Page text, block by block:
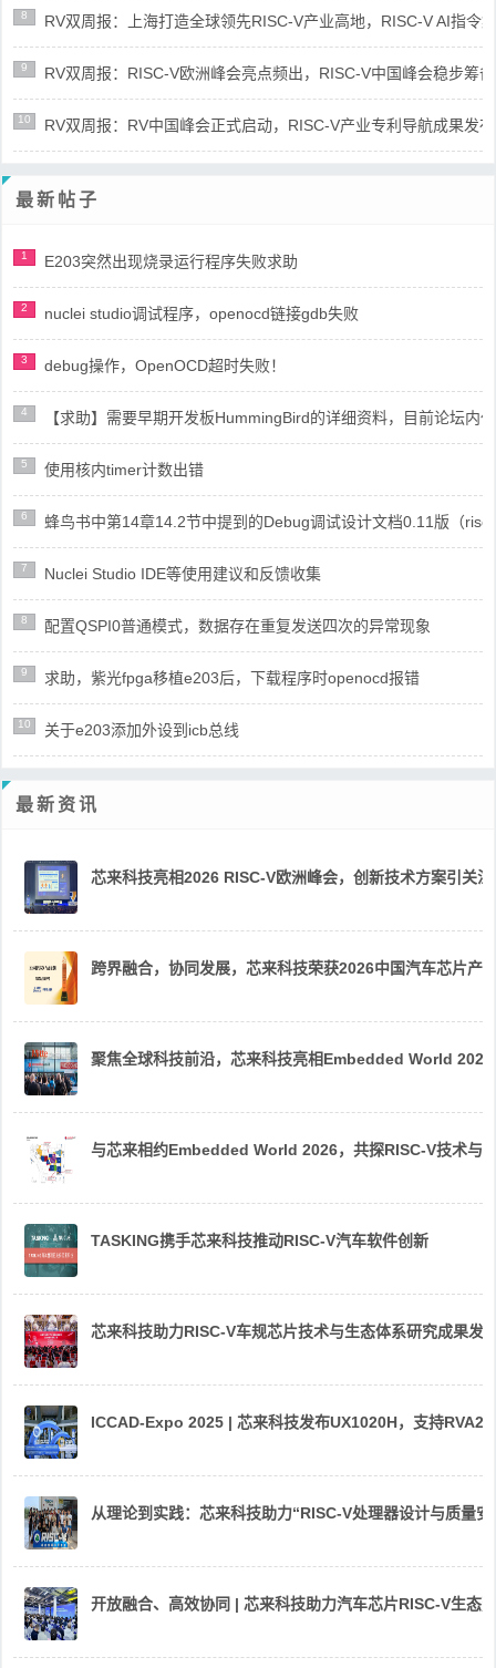
8 RV双周报：上海打造全球领先RISC-V产业高地，RISC-V AI指令
9 RV双周报：RISC-V欧洲峰会亮点频出，RISC-V中国峰会稳步筹
10 RV双周报：RV中国峰会正式启动，RISC-V产业专利导航成果发
最新帖子
1 E203突然出现烧录运行程序失败求助
2 nuclei studio调试程序，openocd链接gdb失败
3 debug操作，OpenOCD超时失败！
4 【求助】需要早期开发板HummingBird的详细资料，目前论坛内
5 使用核内timer计数出错
6 蜂鸟书中第14章14.2节中提到的Debug调试设计文档0.11版（
7 Nuclei Studio IDE等使用建议和反馈收集
8 配置QSPI0普通模式，数据存在重复发送四次的异常现象
9 求助，紫光fpga移植e203后，下载程序时openocd报错
10 关于e203添加外设到icb总线
最新资讯
芯来科技亮相2026 RISC-V欧洲峰会，创新技术方案引关注
跨界融合，协同发展，芯来科技荣获2026中国汽车芯片产
聚焦全球科技前沿，芯来科技亮相Embedded World 2026
与芯来相约Embedded World 2026，共探RISC-V技术与
TASKING携手芯来科技推动RISC-V汽车软件创新
芯来科技助力RISC-V车规芯片技术与生态体系研究成果发
ICCAD-Expo 2025 | 芯来科技发布UX1020H，支持
从理论到实践：芯来科技助力“RISC-V处理器设计与质量
开放融合、高效协同 | 芯来科技助力汽车芯片RISC-V生态